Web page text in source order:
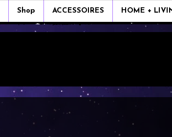
Shop ACCESSOIRES HOME +